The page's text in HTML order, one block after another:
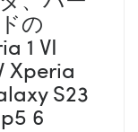
の
1 VI
Xperia
S23
6